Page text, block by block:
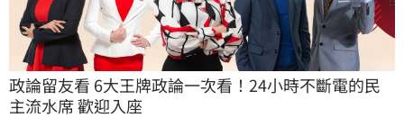
政論留友看 6大王牌政論一次看！24小時不斷電的民
主流水席 歡迎入座